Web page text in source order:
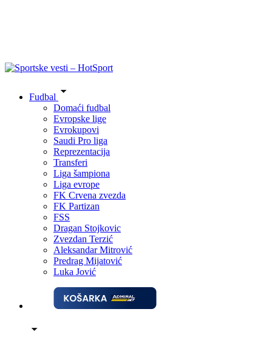
Fudbal
Domaći fudbal
Evropske lige
Evrokupovi
Saudi Pro liga
Reprezentacija
Transferi
Liga šampiona
Liga evrope
FK Crvena zvezda
FK Partizan
FSS
Dragan Stojkovic
Zvezdan Terzić
Aleksandar Mitrović
Predrag Mijatović
Luka Jović